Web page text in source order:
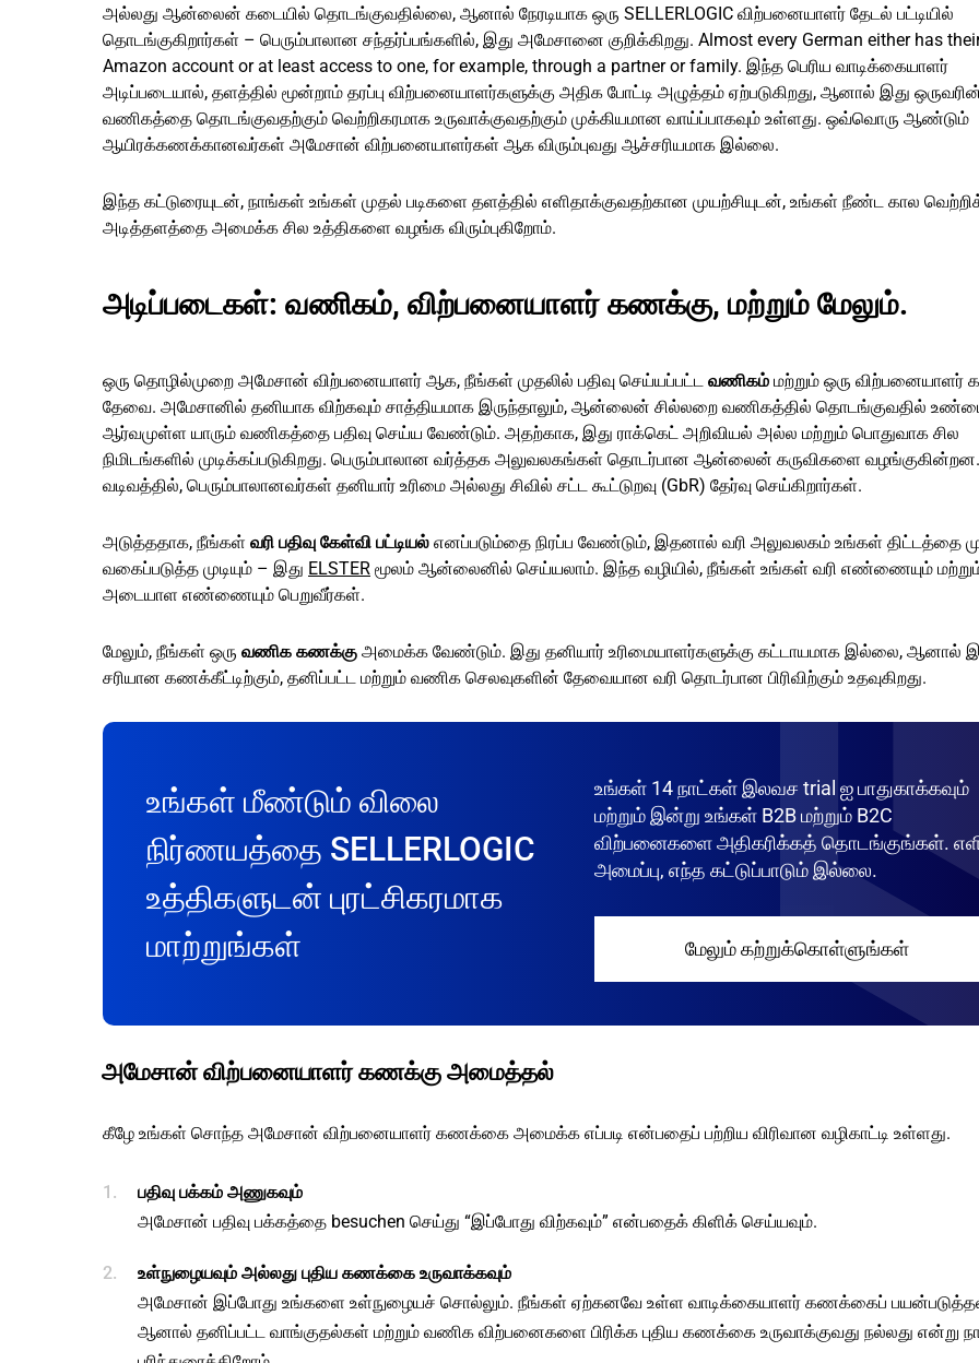
அல்லது ஆன்லைன் கடையில் தொடங்குவதில்லை, ஆனால் நேரடியாக ஒரு SELLERLOGIC விற்பனையாளர் தேடல் பட்டியில்
தொடங்குகிறார்கள் – பெரும்பாலான சந்தர்ப்பங்களில், இது அமேசானை குறிக்கிறது. Almost every German either has
Amazon account or at least access to one, for example, through a partner or family. இந்த பெரிய வாடிக்கையாளர்
அடிப்படையால், தளத்தில் மூன்றாம் தரப்பு விற்பனையாளர்களுக்கு அதிக போட்டி அழுத்தம் ஏற்படுகிறது, ஆனால் இது
வணிகத்தை தொடங்குவதற்கும் வெற்றிகரமாக உருவாக்குவதற்கும் முக்கியமான வாய்ப்பாகவும் உள்ளது. ஒவ்வொரு ஆண்டும்
ஆயிரக்கணக்கானவர்கள் அமேசான் விற்பனையாளர்கள் ஆக விரும்புவது ஆச்சரியமாக இல்லை.
இந்த கட்டுரையுடன், நாங்கள் உங்கள் முதல் படிகளை தளத்தில் எளிதாக்குவதற்கான முயற்சியுடன், உங்கள் நீண்ட கால
அடித்தளத்தை அமைக்க சில உத்திகளை வழங்க விரும்புகிறோம்.
அடிப்படைகள்: வணிகம், விற்பனையாளர் கணக்கு, மற்றும் மேலும்.
ஒரு தொழில்முறை அமேசான் விற்பனையாளர் ஆக, நீங்கள் முதலில் பதிவு செய்யப்பட்ட வணிகம் மற்றும் ஒரு விற்பனையாளர்
தேவை. அமேசானில் தனியாக விற்கவும் சாத்தியமாக இருந்தாலும், ஆன்லைன் சில்லறை வணிகத்தில் தொடங்குவதில்
ஆர்வமுள்ள யாரும் வணிகத்தை பதிவு செய்ய வேண்டும். அதற்காக, இது ராக்கெட் அறிவியல் அல்ல மற்றும் பொதுவாக சில
நிமிடங்களில் முடிக்கப்படுகிறது. பெரும்பாலான வர்த்தக அலுவலகங்கள் தொடர்பான ஆன்லைன் கருவிகளை
வடிவத்தில், பெரும்பாலானவர்கள் தனியார் உரிமை அல்லது சிவில் சட்ட கூட்டுறவு (GbR) தேர்வு செய்கிறார்கள்.
அடுத்ததாக, நீங்கள் வரி பதிவு கேள்வி பட்டியல் எனப்படும்தை நிரப்ப வேண்டும், இதனால் வரி அலுவலகம் உங்கள் திட்டத்தை
வகைப்படுத்த முடியும் – இது ELSTER மூலம் ஆன்லைனில் செய்யலாம். இந்த வழியில், நீங்கள் உங்கள் வரி எண்ணையும்
அடையாள எண்ணையும் பெறுவீர்கள்.
மேலும், நீங்கள் ஒரு வணிக கணக்கு அமைக்க வேண்டும். இது தனியார் உரிமையாளர்களுக்கு கட்டாயமாக இல்லை, ஆனால்
சரியான கணக்கீட்டிற்கும், தனிப்பட்ட மற்றும் வணிக செலவுகளின் தேவையான வரி தொடர்பான பிரிவிற்கும் உதவுகிறது.
உங்கள் மீண்டும் விலை
நிர்ணயத்தை SELLERLOGIC
உத்திகளுடன் புரட்சிகரமாக
மாற்றுங்கள்
உங்கள் 14 நாட்கள் இலவச trial ஐ பாதுகாக்கவும்
மற்றும் இன்று உங்கள் B2B மற்றும் B2C
விற்பனைகளை அதிகரிக்கத் தொடங்குங்கள்.
அமைப்பு, எந்த கட்டுப்பாடும் இல்லை.
மேலும் கற்றுக்கொள்ளுங்கள்
அமேசான் விற்பனையாளர் கணக்கு அமைத்தல்
கீழே உங்கள் சொந்த அமேசான் விற்பனையாளர் கணக்கை அமைக்க எப்படி என்பதைப் பற்றிய விரிவான வழிகாட்டி உள்ளது.
பதிவு பக்கம் அணுகவும்
அமேசான் பதிவு பக்கத்தை besuchen செய்து “இப்போது விற்கவும்” என்பதைக் கிளிக் செய்யவும்.
உள்நுழையவும் அல்லது புதிய கணக்கை உருவாக்கவும்
அமேசான் இப்போது உங்களை உள்நுழையச் சொல்லும். நீங்கள் ஏற்கனவே உள்ள வாடிக்கையாளர் கணக்கைப்
ஆனால் தனிப்பட்ட வாங்குதல்கள் மற்றும் வணிக விற்பனைகளை பிரிக்க புதிய கணக்கை உருவாக்குவது நல்லது என்று